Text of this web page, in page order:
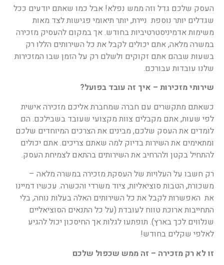
העסק שלכם גדל וזה ממש נפלא! אבל כמו שאתם יודעים ככל
שגדלים יותר נוספת ניירת, יותר תיאומי פגישות לצד מאות
משימות אדמיניסטרטיביות בחודש. אך במקום להעסיק מזכירה
במשרה מלאה, אתם יכולים לקבל את כל השירותים הללו רק
בשעות שבהם אתם זקוקים ולשלם רק על הזמן שבו המזכירות
שלנו עובדות עבורכם.
שירותי מזכירות – איך זה עובד בפועל?
כשאתם מתקשרים עם חברה שמחברת אליכם מזכירה אישית
לפי שעות, אתם מקבלים צוות מקצועי שעובד בשבילכם. הם
לומדים את העסק שלכם, מבינים את הצרכים המיוחדים שלכם
ומתאימים את השירות בדיוק למה שאתם צריכים. אתם יכולים
להתחיל בקטן ולהרחיב את השירותים בהתאם לצמיחת העסק.
רק חשבו על העלויות של העסקת מזכירה במשרה מלאה –
משכורת, הטבות סוציאליות, ציוד משרדי והכשרה. עכשיו דמיינו
את האפשרות לקבל את כל השירותים האלה בעלות נוחה, בלי
התחייבות ארוכת טווח לעובדת (על כל התנאים הסוציאליים
שנלווים לכך בארץ). תופתעו לגלות אך החיסכון יכול להגיע
לאלפי שקלים בחודש!
זו לא רק מזכירה – זה ממש שכפול שלכם